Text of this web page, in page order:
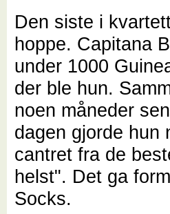
Den siste i
hoppe. Capitana
under 1000
der ble hun.
noen måneder
dagen gjorde hun
cantret fra de
helst". Det ga
Socks.